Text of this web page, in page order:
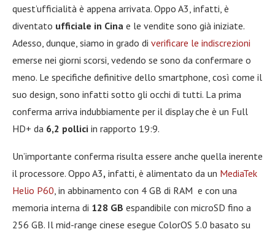
quest’ufficialità è appena arrivata. Oppo A3, infatti, è
diventato ufficiale in Cina e le vendite sono già iniziate.
Adesso, dunque, siamo in grado di verificare le indiscrezioni
emerse nei giorni scorsi, vedendo se sono da confermare o
meno. Le specifiche definitive dello smartphone, così come il
suo design, sono infatti sotto gli occhi di tutti. La prima
conferma arriva indubbiamente per il display che è un Full
HD+ da 6,2 pollici in rapporto 19:9.
Un’importante conferma risulta essere anche quella inerente
il processore. Oppo A3, infatti, è alimentato da un MediaTek
Helio P60, in abbinamento con 4 GB di RAM e con una
memoria interna di 128 GB espandibile con microSD fino a
256 GB. Il mid-range cinese esegue ColorOS 5.0 basato su